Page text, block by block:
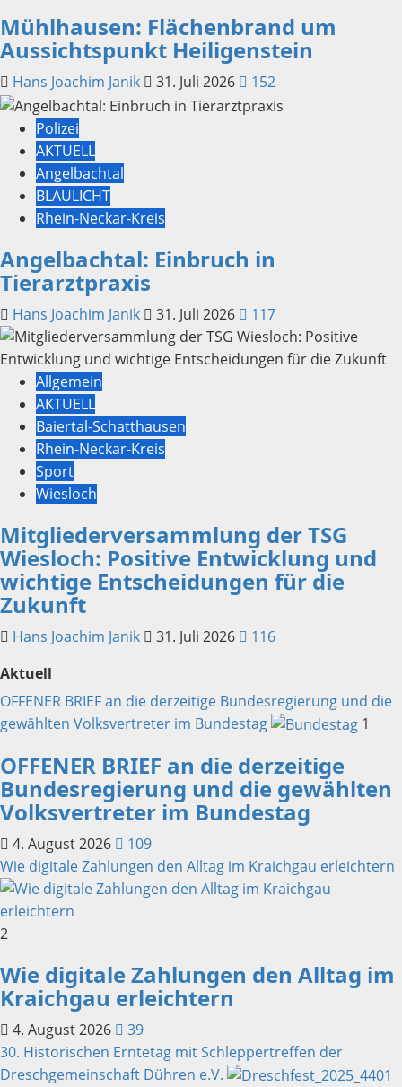
Mühlhausen: Flächenbrand um
Aussichtspunkt Heiligenstein
Hans Joachim Janik 31. Juli 2026 152
Polizei
AKTUELL
Angelbachtal
BLAULICHT
Rhein-Neckar-Kreis
Angelbachtal: Einbruch in
Tierarztpraxis
Hans Joachim Janik 31. Juli 2026 117
Allgemein
AKTUELL
Baiertal-Schatthausen
Rhein-Neckar-Kreis
Sport
Wiesloch
Mitgliederversammlung der TSG
Wiesloch: Positive Entwicklung und
wichtige Entscheidungen für die
Zukunft
Hans Joachim Janik 31. Juli 2026
116
Aktuell
OFFENER BRIEF an die derzeitige Bundesregierung und die
gewählten Volksvertreter im Bundestag
1
OFFENER BRIEF an die derzeitige
Bundesregierung und die gewählten
Volksvertreter im Bundestag
4. August 2026
109
Wie digitale Zahlungen den Alltag im Kraichgau erleichtern
2
Wie digitale Zahlungen den Alltag im
Kraichgau erleichtern
4. August 2026
39
30. Historischen Erntetag mit Schleppertreffen der
Dreschgemeinschaft Dühren e.V.